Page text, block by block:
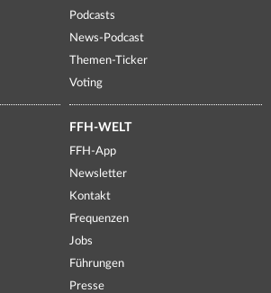
Podcasts
News-Podcast
Themen-Ticker
Voting
FFH-WELT
FFH-App
Newsletter
Kontakt
Frequenzen
Jobs
Führungen
Presse